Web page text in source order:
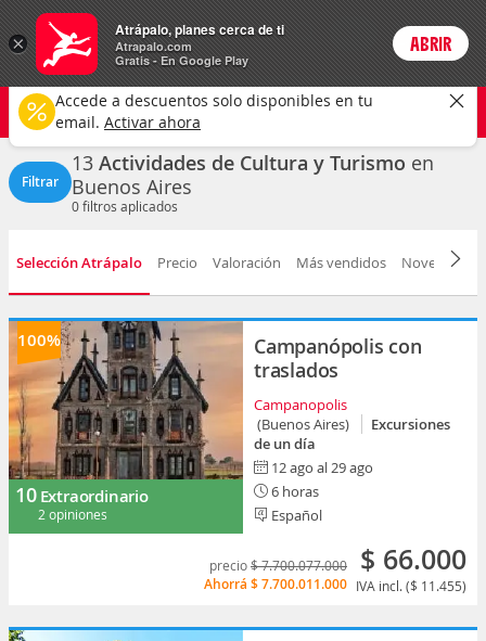
Actividades Precios enPeso
ARSCambiar moneda
Login
Buenos Aires ciudad
Cultura y turismo Cualquier fecha
CAMBIAR
Filtrar
13 Actividades de Cultura y Turismo en
Buenos Aires
0filtros aplicados
Selección Atrápalo Precio Valoración Más vendidos Novedad
100%
10 Extraordinario
2 opiniones
Campanópolis con
traslados
Campanopolis
(Buenos Aires)
Excursiones
de un día
12 ago al 29 ago
6 horas
Español
precio$ 7.700.077.000
Ahorrá $ 7.700.011.000
$ 66.000
IVA incl. ($ 11.455)
×
Atrápalo, planes cerca de ti
Atrapalo.com
Gratis - En Google Play
ABRIR
Accede a descuentos solo disponibles en tu
email. Activar ahora